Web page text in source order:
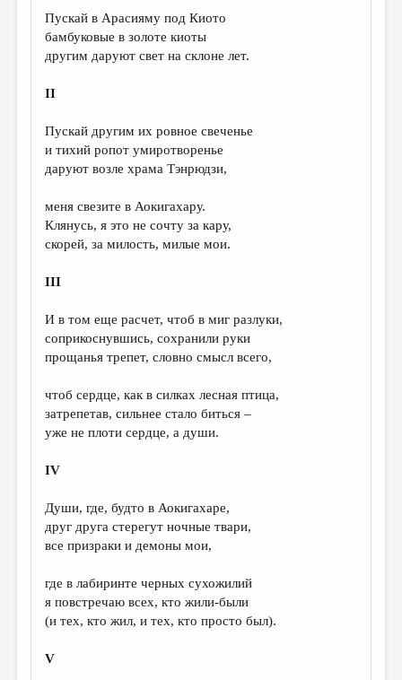
ИЗБРАННОЕ
ДАЙДЖЕСТ
ПЕРЕВОДЫ
КОНКУРСЫ
ДЕТСКАЯ КОМНАТА
КНИЖНАЯ ПОЛКА
ОБЗОР ЛИТЕРАТУРЫ
ОБЪЯВЛЕНИЯ
РЕДКОЛЛЕГИЯ
ОТ РЕДАКЦИИ
МАЛАЯ ПРОЗА
КУЛЬТУРОВЕДЕНИЕ
ПУБЛИЦИСТИКА
РЕЦЕНЗИРОВАНИЕ
ЦИКЛЫ ПУБЛИКАЦИЙ
Пускай в Арасияму под Киото
бамбуковые в золоте киоты
другим даруют свет на склоне лет.
II
Пускай другим их ровное свеченье
и тихий ропот умиротворенье
даруют возле храма Тэнрюдзи,
меня свезите в Аокигахару.
Клянусь, я это не сочту за кару,
скорей, за милость, милые мои.
III
И в том еще расчет, чтоб в миг разлуки,
соприкоснувшись, сохранили руки
прощанья трепет, словно смысл всего,
чтоб сердце, как в силках лесная птица,
затрепетав, сильнее стало биться –
уже не плоти сердце, а души.
IV
Души, где, будто в Аокигахаре,
друг друга стерегут ночные твари,
все призраки и демоны мои,
где в лабиринте черных сухожилий
я повстречаю всех, кто жили-были
(и тех, кто жил, и тех, кто просто был).
V